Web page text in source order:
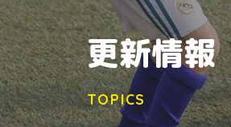
更新情報
TOPICS